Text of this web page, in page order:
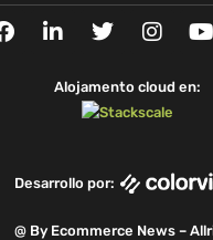
Actualidad,CyberAttacks,
F
a
L
i
k
T
w
t
t
e
I
n
t
a
g
m
Y
o
Alojamento cloud en:
Desarrollo por:
@ By Ecommerce News –